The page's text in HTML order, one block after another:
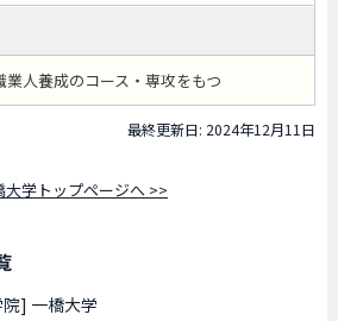
人養成のコース・専攻をもつ
最終更新日: 2024年12月11日
大学トップページへ >>
] 一橋大学